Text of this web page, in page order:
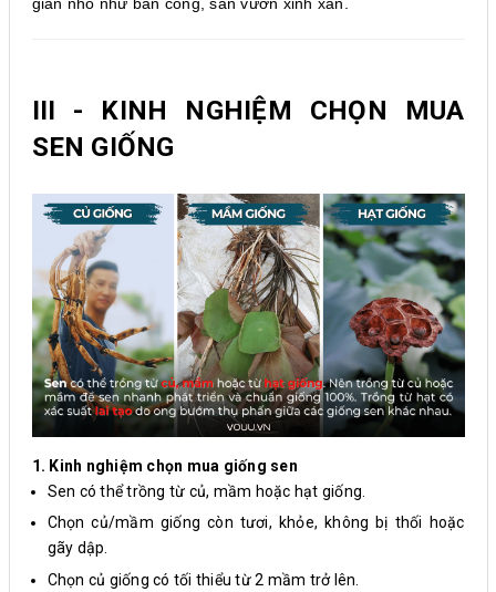
III - KINH NGHIỆM CHỌN MUA
SEN GIỐNG
1. Kinh nghiệm chọn mua giống sen
Sen có thể trồng từ củ, mầm hoặc hạt giống.
Chọn củ/mầm giống còn tươi, khỏe, không bị thối hoặc
gãy dập.
Chọn củ giống có tối thiểu từ 2 mầm trở lên.